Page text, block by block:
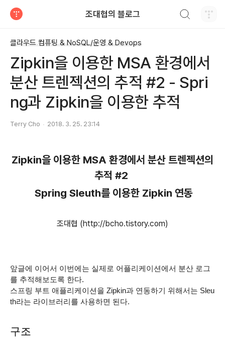
조대협의 블로그
클라우드 컴퓨팅 & NoSQL/운영 & Devops
Zipkin을 이용한 MSA 환경에서
분산 트렌젝션의 추적 #2 - Spri
ng과 Zipkin을 이용한 추적
Terry Cho 2018. 3. 25. 23:14
Zipkin을 이용한 MSA 환경에서 분산 트렌젝션의
추적 #2
Spring Sleuth를 이용한 Zipkin 연동
조대협 (http://bcho.tistory.com)
앞글에 이어서 이번에는 실제로 어플리케이션에서 분산 로그
를 추적해보도록 한다.
스프링 부트 애플리케이션을 Zipkin과 연동하기 위해서는 Sleu
th라는 라이브러리를 사용하면 된다.
구조